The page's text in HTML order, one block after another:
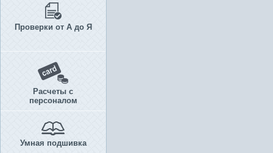
Проверки от А до Я
Расчеты с
персоналом
Умная подшивка